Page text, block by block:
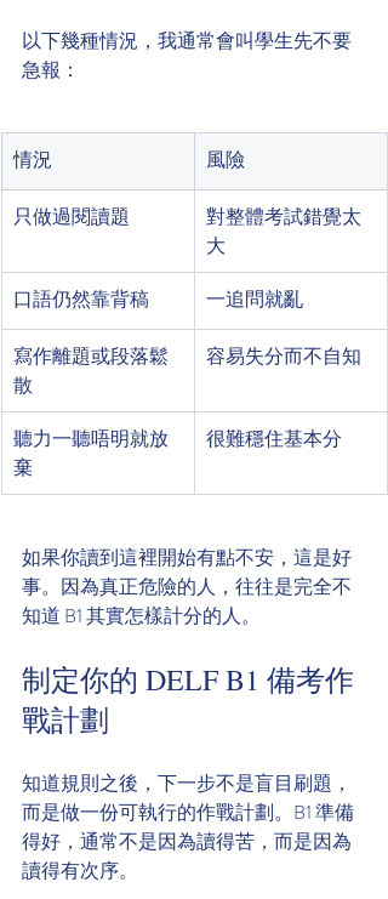
以下幾種情況，我通常會叫學生先不要
急報：
情況 風險
只做過閱讀題
對整體考試錯覺太
大
口語仍然靠背稿
一追問就亂
寫作離題或段落鬆
散
容易失分而不自知
聽力一聽唔明就放
棄
很難穩住基本分
如果你讀到這裡開始有點不安，這是好
事。因為真正危險的人，往往是完全不
知道 B1 其實怎樣計分的人。
制定你的 DELF B1 備考作
戰計劃
知道規則之後，下一步不是盲目刷題，
而是做一份可執行的作戰計劃。B1 準備
得好，通常不是因為讀得苦，而是因為
讀得有次序。